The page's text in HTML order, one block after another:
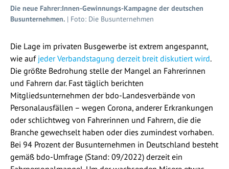
Die neue Fahrer:Innen-Gewinnungs-Kampagne der deutschen
Busunternehmen. | Foto: Die Busunternehmen
Die Lage im privaten Busgewerbe ist extrem angespannt,
wie auf jeder Verbandstagung derzeit breit diskutiert wird.
Die größte Bedrohung stelle der Mangel an Fahrerinnen
und Fahrern dar. Fast täglich berichten
Mitgliedsunternehmen der bdo-Landesverbände von
Personalausfällen – wegen Corona, anderer Erkrankungen
oder schlichtweg von Fahrerinnen und Fahrern, die die
Branche gewechselt haben oder dies zumindest vorhaben.
Bei 94 Prozent der Busunternehmen in Deutschland besteht
gemäß bdo-Umfrage (Stand: 09/2022) derzeit ein